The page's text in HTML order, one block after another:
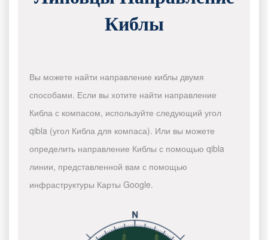
Киблы
Вы можете найти направление киблы двумя
способами. Если вы хотите найти направление
Кибла с компасом, используйте следующий угол
qibla (угол Кибла для компаса). Или вы можете
определить направление Киблы с помощью qibla
линии, представленной вам с помощью
инфраструктуры Карты Google.